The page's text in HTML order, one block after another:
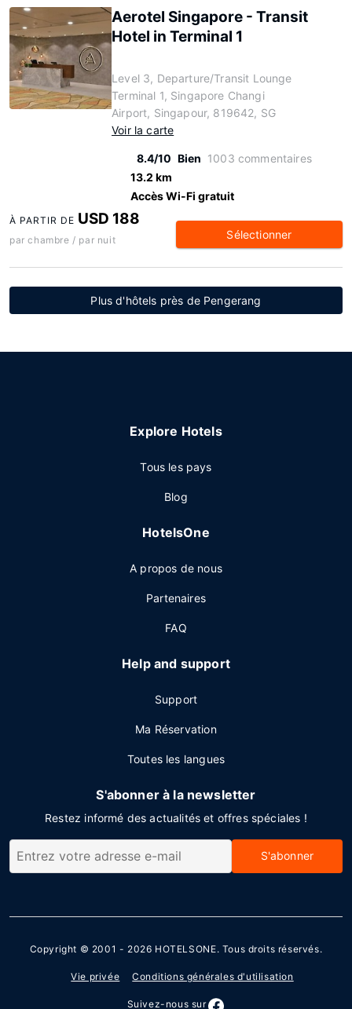
Aerotel Singapore - Transit
Hotel in Terminal 1
Level 3, Departure/Transit Lounge
Terminal 1, Singapore Changi
Airport, Singapour, 819642, SG
Voir la carte
8.4/10 Bien 1003 commentaires
13.2 km
Accès Wi-Fi gratuit
À PARTIR DE USD 188
par chambre / par nuit Sélectionner
Plus d'hôtels près de Pengerang
Explore Hotels
Tous les pays
Blog
HotelsOne
A propos de nous
Partenaires
FAQ
Help and support
Support
Ma Réservation
Toutes les langues
S'abonner à la newsletter
Restez informé des actualités et offres spéciales !
S'abonner
Copyright © 2001 - 2026 HOTELSONE. Tous droits réservés.
Vie privée Conditions générales d'utilisation
Suivez-nous sur